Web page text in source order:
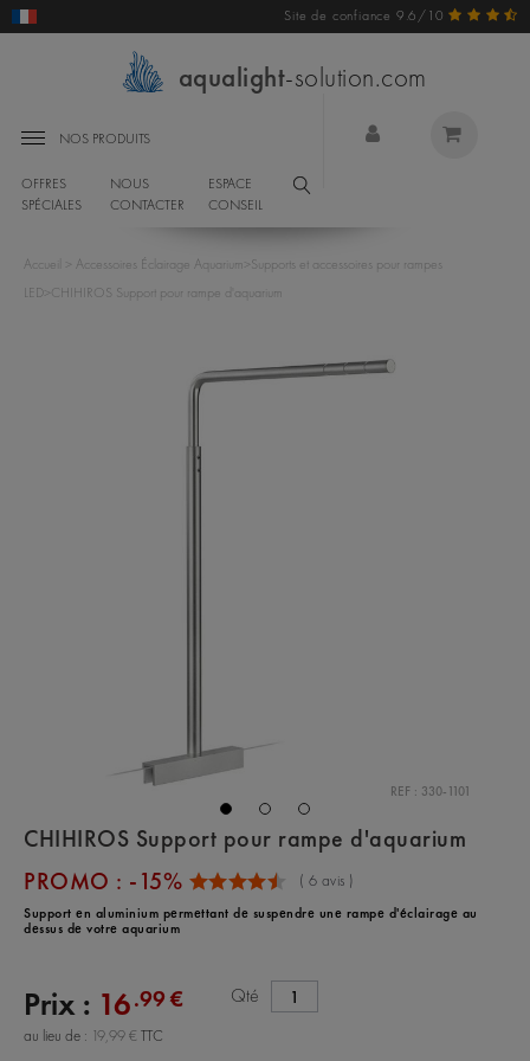
Site de confiance 9.6/10
aqualight-solution.com
NOS PRODUITS
OFFRES
SPÉCIALES
NOUS
CONTACTER
ESPACE
CONSEIL
Accueil Accessoires Éclairage Aquarium
Supports et accessoires pour rampes
LED
CHIHIROS Support pour rampe d'aquarium
REF : 330-1101
CHIHIROS Support pour rampe d'aquarium
PROMO : -15%
( 6 avis )
Support en aluminium permettant de suspendre une rampe d'éclairage au
dessus de votre aquarium
Prix : 16 .99 €
au lieu de : 19,99 € TTC
Qté